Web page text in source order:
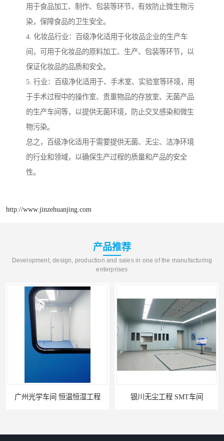
用于食品加工、制作、包装等环节，有效防止微生物污
染，保障食品的卫生安全。
4. 化妆品行业：百级净化适用于化妆品企业的生产车
间，可用于化妆品的原料加工、生产、包装等环节，以
保证化妆品的品质和安全。
5. 行业：百级净化适用于、手术室、实验室等环境，用
于手术过程中的操作室、贵重物品的存放室、无菌产品
的生产车间等，以提供无菌环境，防止交叉感染和微生
物污染。
总之，百级净化适用于需要提供无菌、无尘、洁净环境
的行业和领域，以确保生产过程的质量和产品的安全
性。
http://www.jinzehuanjing.com
产品推荐
Development, design, production and sales in one of the manufacturing
enterprises
广州光学车间 恒温恒湿工程 银川无尘工程 SMT车间